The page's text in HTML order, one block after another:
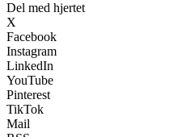
Del med hjertet
X
Facebook
Instagram
LinkedIn
YouTube
Pinterest
TikTok
Mail